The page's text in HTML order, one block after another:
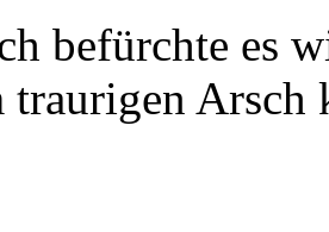
befürchte es
traurigen